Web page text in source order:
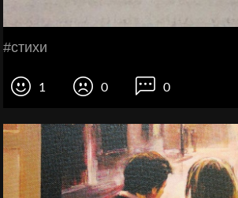
#стихи
1 0 0